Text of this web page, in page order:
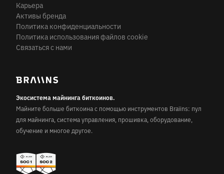
Карьера
Активы бренда
Политика конфиденциальности
Политика использования файлов cookie
Связаться с нами
Экосистема майнинга биткоинов.
Майните больше биткоина с помощью инструментов Braiins: пул
для майнинга, система управления, прошивка, оборудование,
обучение и многое другое.